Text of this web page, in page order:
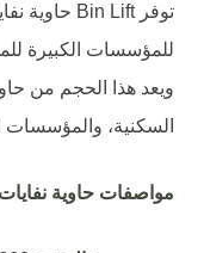
للمؤسسات الكبيرة
ويعد هذا الحجم من
السكنية، والمؤسسات
مواصفات حاوية نفايات